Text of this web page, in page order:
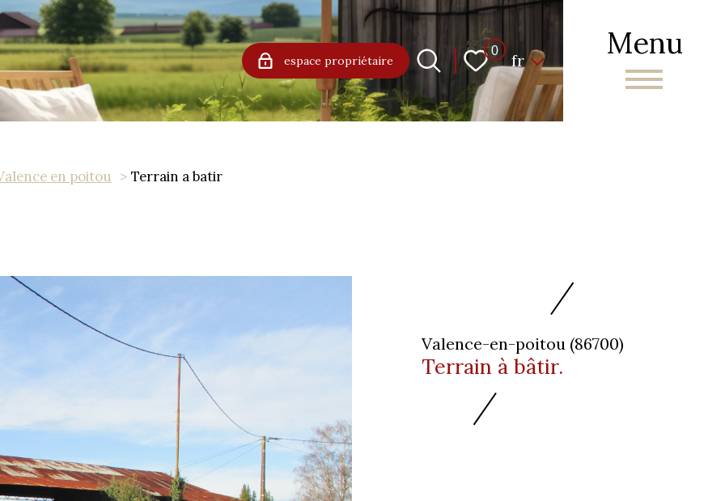
Menu
espace propriétaire
0 Langue
fr
en poitou Terrain a batir
Valence-en-poitou (86700)
Terrain à bâtir.